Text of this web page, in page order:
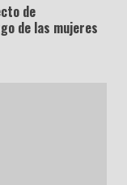
de
de las mujeres